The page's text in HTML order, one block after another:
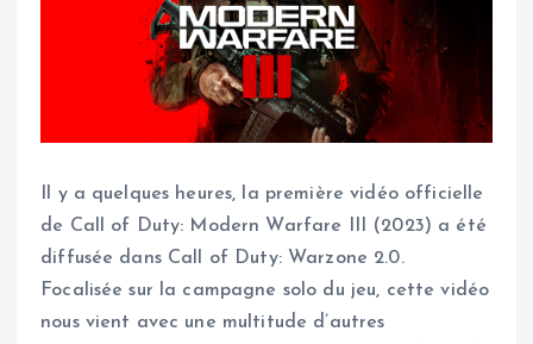
Il y a quelques heures, la première vidéo officielle
de Call of Duty: Modern Warfare III (2023) a été
diffusée dans Call of Duty: Warzone 2.0.
Focalisée sur la campagne solo du jeu, cette vidéo
nous vient avec une multitude d’autres